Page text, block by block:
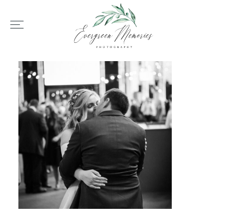
HOME
ÜBER UNS
HOCHZEIT
REPORTAGEN